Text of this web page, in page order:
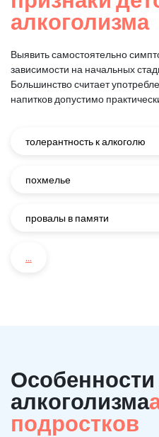
алкоголизма
Выявить самостоятельно
зависимости на начальных
Большинство считает
напитков допустимо
толерантность к алкоголю
похмелье
провалы в памяти
...
Особенности
алкоголизма
подростков